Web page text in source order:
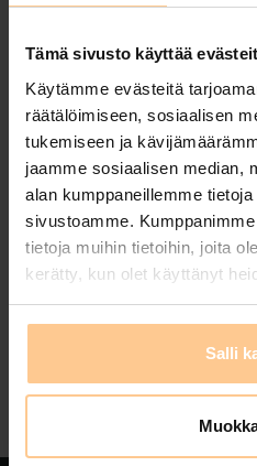
Tämä sivusto käyttää
Käytämme evästeitä
räätälöimiseen, sosiaalisen
tukemiseen ja
jaamme sosiaalisen median,
alan kumppaneillemme
sivustoamme.
tietoja muihin tietoihin, joita
kerätty, kun olet käyttänyt
Salli
hintaan, ihanaan ja
huvilaan Kustavissa. Nyt
loppusiivouksen! Varaus to
29.11. – ma 2.12.2024.
hintaan, vain 90€ / kpl!
löylyissä, … Read More
huvila saaristossa
kustavissa
majoituskustavissa
pitkä viikonloppu,tähtihuvilat,